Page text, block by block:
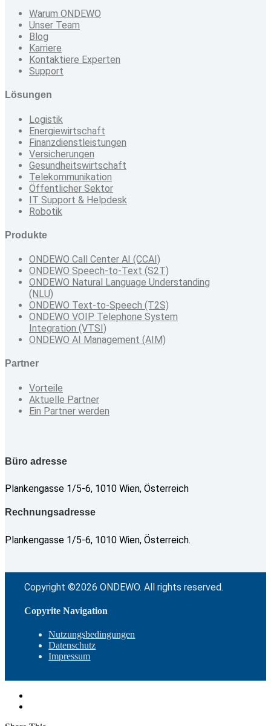
Warum ONDEWO
Unser Team
Blog
Karriere
Kontaktiere Experten
Support
Lösungen
Logistik
Energiewirtschaft
Finanzdienstleistungen
Versicherungen
Gesundheitswirtschaft
Telekommunikation
Öffentlicher Sektor
IT Support & Helpdesk
Robotik
Produkte
ONDEWO Call Center AI (CCAI)
ONDEWO Speech-to-Text (S2T)
ONDEWO Natural Language Understanding
(NLU)
ONDEWO Text-to-Speech (T2S)
ONDEWO VOIP Telephone System
Integration (VTSI)
ONDEWO AI Management (AIM)
Partner
Vorteile
Aktuelle Partner
Ein Partner werden
Büro adresse
Plankengasse 1/5-6, 1010 Wien, Österreich
Rechnungsadresse
Plankengasse 1/5-6, 1010 Wien, Österreich.
Copyright ©2026 ONDEWO. All rights reserved.
Copyrite Navigation
Nutzungsbedingungen
Datenschutz
Impressum